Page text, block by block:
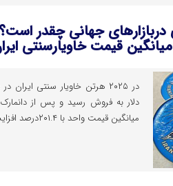
میانگین قیمت خاویارسنتی
دلار به فروش رسید و پس از
میانگین قیمت واحد با ۲۰۱.۴درصد افزایش به ثبت رساند.